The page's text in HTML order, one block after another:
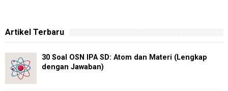
Artikel Terbaru
30 Soal OSN IPA SD: Atom dan Materi (Lengkap
dengan Jawaban)